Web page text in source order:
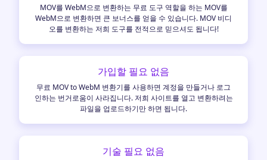
MOV를 WebM으로 변환하는 무료 도구 역할을 하는 MOV를
WebM으로 변환하면 큰 보너스를 얻을 수 있습니다. MOV 비디
오를 변환하는 저희 도구를 전적으로 믿으셔도 됩니다!
가입할 필요 없음
무료 MOV to WebM 변환기를 사용하면 계정을 만들거나 로그
인하는 번거로움이 사라집니다. 저희 사이트를 열고 변환하려는
파일을 업로드하기만 하면 됩니다.
기술 필요 없음